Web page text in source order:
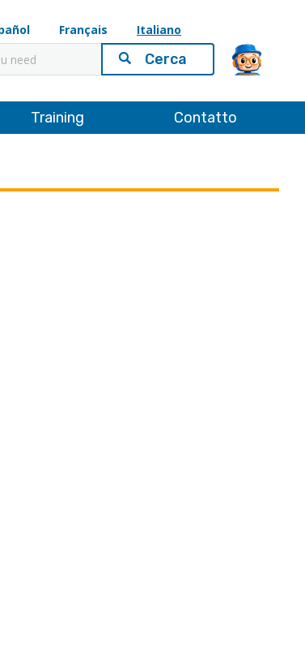
Français
Italiano
Training Contatto